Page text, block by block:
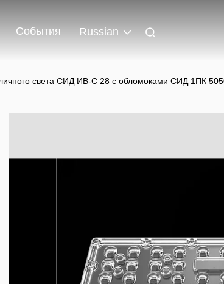
События Russian
света СИД ИВ-С 28 с обломоками СИД 1ПК